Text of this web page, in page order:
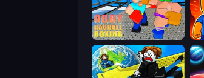
Obby: Ragdoll Boxing